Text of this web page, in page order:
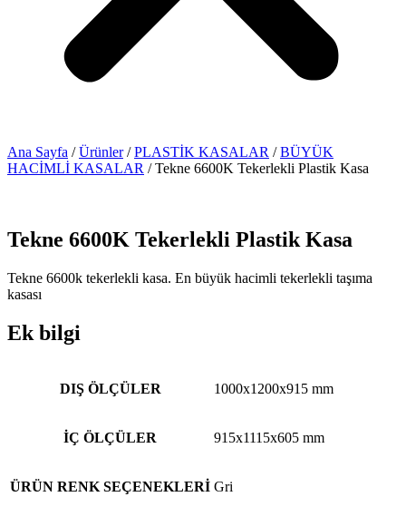
Ana Sayfa /Ürünler/PLASTİK KASALAR /BÜYÜK
HACİMLİ KASALAR / Tekne 6600K Tekerlekli Plastik Kasa
Tekne 6600K Tekerlekli Plastik Kasa
Tekne 6600k tekerlekli kasa. En büyük hacimli tekerlekli taşıma
kasası
Ek bilgi
DIŞ ÖLÇÜLER 1000x1200x915 mm
İÇ ÖLÇÜLER 915x1115x605 mm
ÜRÜN RENK SEÇENEKLERİ Gri